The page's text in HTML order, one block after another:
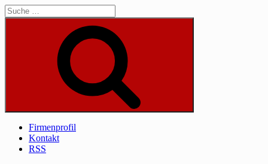
Skip
to
Suche
Firmenprofil
Kontakt
RSS